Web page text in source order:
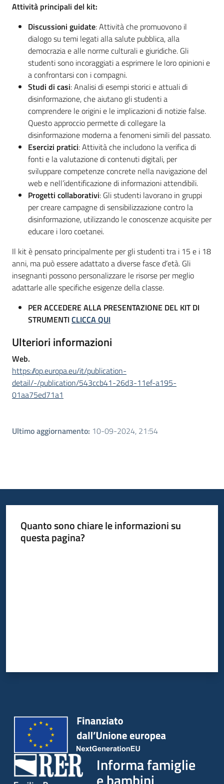
Attività principali del kit:
Discussioni guidate: Attività che promuovono il
dialogo su temi legati alla salute pubblica, alla
democrazia e alle norme culturali e giuridiche. Gli
studenti sono incoraggiati a esprimere le loro opinioni e
a confrontarsi con i compagni.
Studi di casi: Analisi di esempi storici e attuali di
disinformazione, che aiutano gli studenti a
comprendere le origini e le implicazioni di notizie false.
Questo approccio permette di collegare la
disinformazione moderna a fenomeni simili del passato.
Esercizi pratici: Attività che includono la verifica di
fonti e la valutazione di contenuti digitali, per
sviluppare competenze concrete nella navigazione del
web e nell’identificazione di informazioni attendibili.
Progetti collaborativi: Gli studenti lavorano in gruppi
per creare campagne di sensibilizzazione contro la
disinformazione, utilizzando le conoscenze acquisite per
educare i loro coetanei.
Il kit è pensato principalmente per gli studenti tra i 15 e i 18
anni, ma può essere adattato a diverse fasce d’età. Gli
insegnanti possono personalizzare le risorse per meglio
adattarle alle specifiche esigenze della classe.
PER ACCEDERE ALLA PRESENTAZIONE DEL KIT DI
STRUMENTI CLICCA QUI
Ulteriori informazioni
Web.
https://op.europa.eu/it/publication-
detail/-/publication/543ccb41-26d3-11ef-a195-
01aa75ed71a1
Ultimo aggiornamento: 10-09-2024, 21:54
Quanto sono chiare le informazioni su
questa pagina?
Informa famiglie